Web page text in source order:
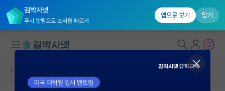
김박사넷
푸시 알림으로 소식을 빠르게
앱으로 보기 닫기
대학원생 모집
커뮤니티 홈